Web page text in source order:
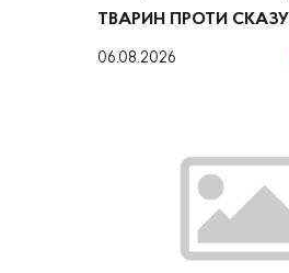
ТВАРИН ПРОТИ СКАЗУ
06.08.2026